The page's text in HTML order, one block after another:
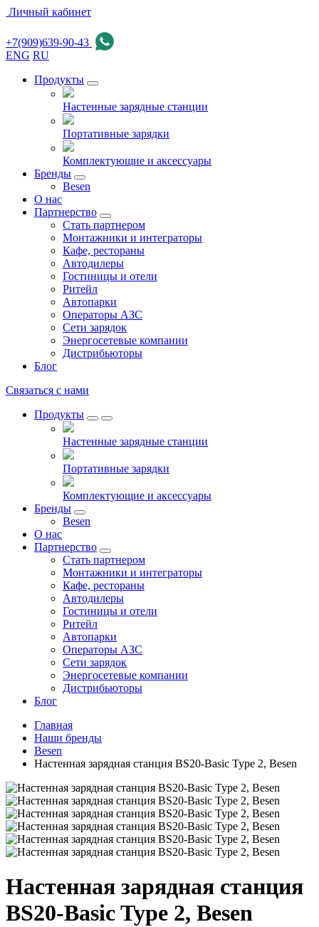
Личный кабинет
+7(909)639-90-43
ENG RU
Продукты
Настенные зарядные станции
Портативные зарядки
Комплектующие и аксессуары
Бренды
Besen
О нас
Партнерство
Стать партнером
Монтажники и интеграторы
Кафе, рестораны
Автодилеры
Гостиницы и отели
Ритейл
Автопарки
Операторы АЗС
Сети зарядок
Энергосетевые компании
Дистрибьюторы
Блог
Связаться с нами
Продукты
Настенные зарядные станции
Портативные зарядки
Комплектующие и аксессуары
Бренды
Besen
О нас
Партнерство
Стать партнером
Монтажники и интеграторы
Кафе, рестораны
Автодилеры
Гостиницы и отели
Ритейл
Автопарки
Операторы АЗС
Сети зарядок
Энергосетевые компании
Дистрибьюторы
Блог
Главная
Наши бренды
Besen
Настенная зарядная станция BS20-Basic Type 2, Besen
Настенная зарядная станция
BS20-Basic Type 2, Besen